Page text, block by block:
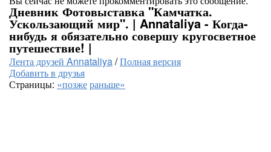
Дневник Фотовыставка "Камчатка.
Ускользающий мир". | Annataliya - Когда-
нибудь я обязательно совершу кругосветное
путешествие! |
Лента друзей Annataliya/Полная версия
Добавить в друзья
Страницы: «позжераньше»